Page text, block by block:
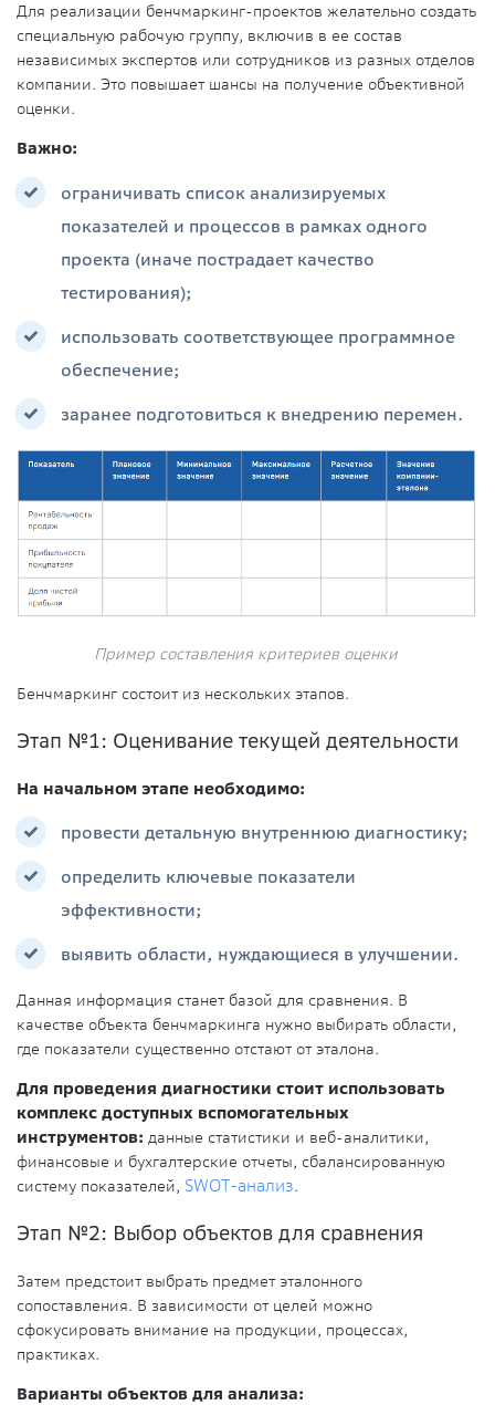
Для реализации бенчмаркинг-проектов желательно создать
специальную рабочую группу, включив в ее состав
независимых экспертов или сотрудников из разных отделов
компании. Это повышает шансы на получение объективной
оценки.
Важно:
ограничивать список анализируемых
показателей и процессов в рамках одного
проекта (иначе пострадает качество
тестирования);
использовать соответствующее программное
обеспечение;
заранее подготовиться к внедрению перемен.
Пример составления критериев оценки
Бенчмаркинг состоит из нескольких этапов.
Этап №1: Оценивание текущей деятельности
На начальном этапе необходимо:
провести детальную внутреннюю диагностику;
определить ключевые показатели
эффективности;
выявить области, нуждающиеся в улучшении.
Данная информация станет базой для сравнения. В
качестве объекта бенчмаркинга нужно выбирать области,
где показатели существенно отстают от эталона.
Для проведения диагностики стоит использовать
комплекс доступных вспомогательных
инструментов: данные статистики и веб-аналитики,
финансовые и бухгалтерские отчеты, сбалансированную
систему показателей, SWOT-анализ.
Этап №2: Выбор объектов для сравнения
Затем предстоит выбрать предмет эталонного
сопоставления. В зависимости от целей можно
сфокусировать внимание на продукции, процессах,
практиках.
Варианты объектов для анализа: